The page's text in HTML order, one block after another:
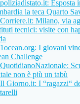
Esposta
la teca Quarto
Milano, via
tecnici: visite con
I giovani
Challenge
non è più un tabù
Giorno.it: I “ragazzi“